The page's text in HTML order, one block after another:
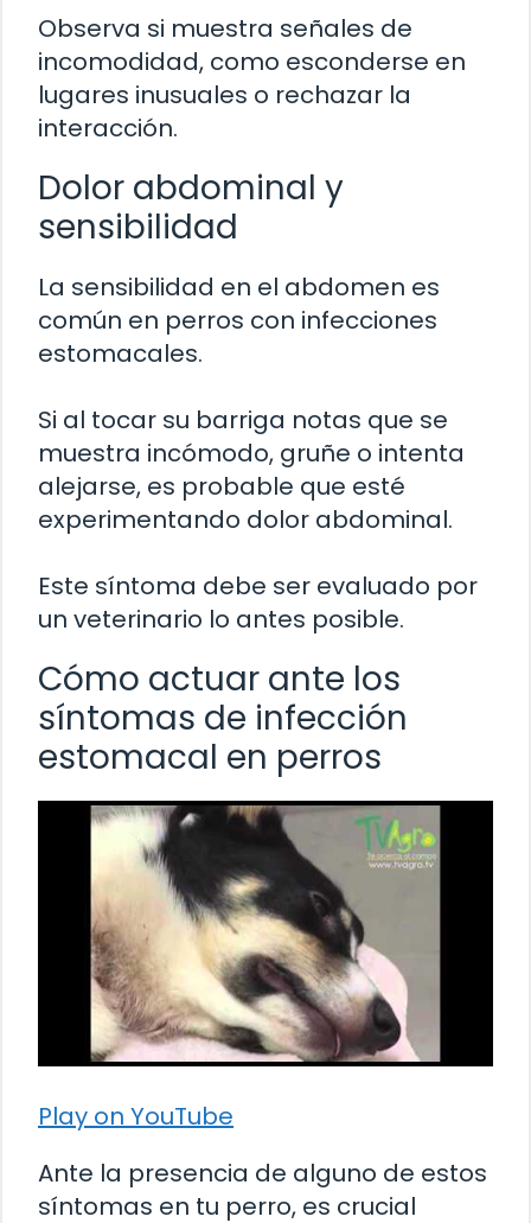
Observa si muestra señales de
incomodidad, como esconderse en
lugares inusuales o rechazar la
interacción.
Dolor abdominal y
sensibilidad
La sensibilidad en el abdomen es
común en perros con infecciones
estomacales.
Si al tocar su barriga notas que se
muestra incómodo, gruñe o intenta
alejarse, es probable que esté
experimentando dolor abdominal.
Este síntoma debe ser evaluado por
un veterinario lo antes posible.
Cómo actuar ante los
síntomas de infección
estomacal en perros
Play on YouTube
Ante la presencia de alguno de estos
síntomas en tu perro, es crucial